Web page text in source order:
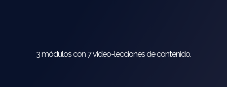
3 módulos con 7 video-lecciones de contenido.